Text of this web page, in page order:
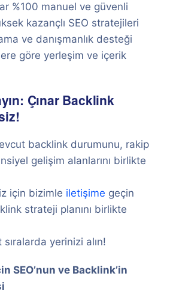
%100 manuel ve güvenli
kazançlı SEO stratejileri
ve danışmanlık desteği
göre yerleşim ve içerik
Çınar Backlink
backlink durumunu, rakip
gelişim alanlarını birlikte
için bizimle iletişime geçin
strateji planını birlikte
sıralarda yerinizi alın!
SEO’nun ve Backlink’in